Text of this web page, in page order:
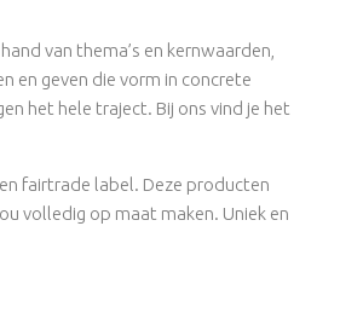
van thema’s en kernwaarden,
en geven die vorm in concrete
het hele traject. Bij ons vind je het
fairtrade label. Deze producten
volledig op maat maken. Uniek en